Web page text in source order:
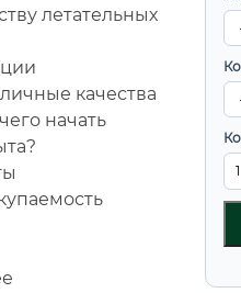
летательных
качества
начать